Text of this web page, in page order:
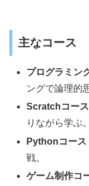
主なコース
プログラミン
ングで論理的
Scratchコー
りながら学ぶ。
Pythonコース
戦。
ゲーム制作コ